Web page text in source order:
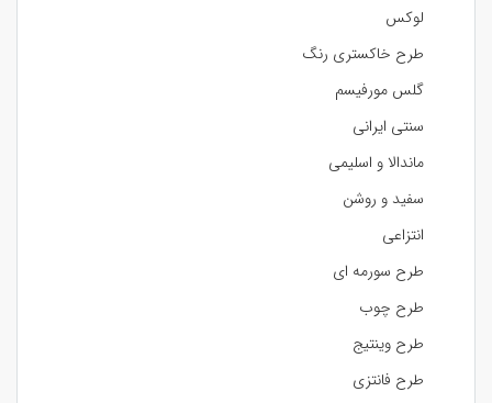
لوکس
طرح خاکستری رنگ
گلس مورفیسم
سنتی ایرانی
ماندالا و اسلیمی
سفید و روشن
انتزاعی
طرح سورمه ای
طرح چوب
طرح وینتیج
طرح فانتزی